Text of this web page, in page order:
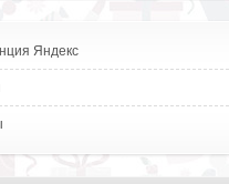
Яндекс